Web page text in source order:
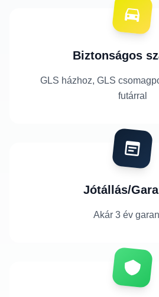
Biztonságos
GLS házhoz, GLS
futárral
Jótállás/
Akár 3 év